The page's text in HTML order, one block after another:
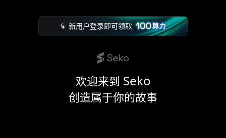
新用户登录即可领取
欢迎来到 Seko
创造属于你的故事